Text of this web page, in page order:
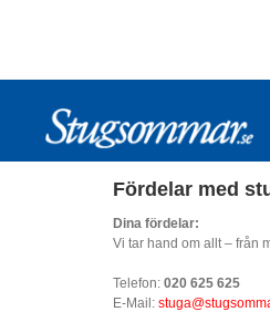
Fördelar med
Dina fördelar:
Vi tar hand om allt – från
Telefon: 020 625 625
E-Mail: